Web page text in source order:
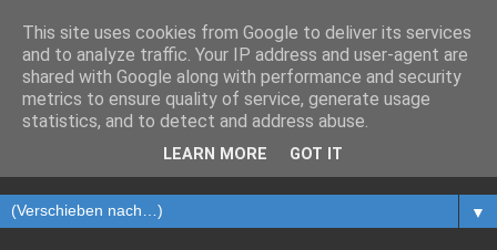
Herr Wolf läuft
Weitwanderungen, Bergläufe, Marathons... so weit die Füße
tragen! Herr Wolf ist gern per pedes unterwegs und hier wird
unregelmäßig über die Highlights berichtet.
▼
This site uses cookies from Google to deliver its services
and to analyze traffic. Your IP address and user-agent are
shared with Google along with performance and security
metrics to ensure quality of service, generate usage
statistics, and to detect and address abuse.
LEARN MORE GOT IT